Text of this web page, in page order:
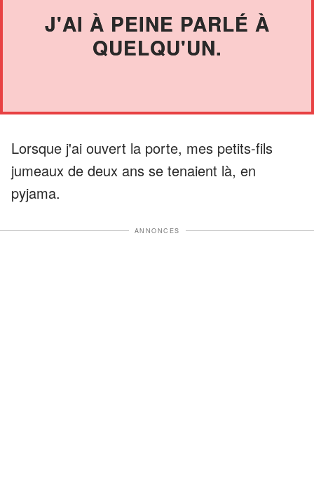
J'AI À PEINE PARLÉ À
QUELQU'UN.
Lorsque j'ai ouvert la porte, mes petits-fils
jumeaux de deux ans se tenaient là, en
pyjama.
ANNONCES